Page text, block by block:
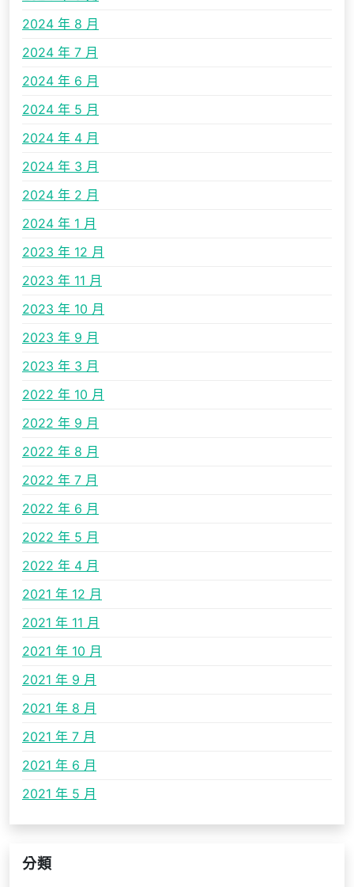
2024 年 8 月
2024 年 7 月
2024 年 6 月
2024 年 5 月
2024 年 4 月
2024 年 3 月
2024 年 2 月
2024 年 1 月
2023 年 12 月
2023 年 11 月
2023 年 10 月
2023 年 9 月
2023 年 3 月
2022 年 10 月
2022 年 9 月
2022 年 8 月
2022 年 7 月
2022 年 6 月
2022 年 5 月
2022 年 4 月
2021 年 12 月
2021 年 11 月
2021 年 10 月
2021 年 9 月
2021 年 8 月
2021 年 7 月
2021 年 6 月
2021 年 5 月
分類